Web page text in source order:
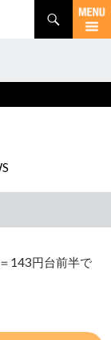
143円台前半で